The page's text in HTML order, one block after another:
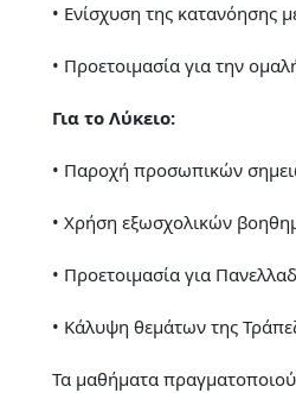
• Ενίσχυση της κατανόησης
• Προετοιμασία για την
Για το Λύκειο:
• Παροχή προσωπικών
• Χρήση εξωσχολικών
• Προετοιμασία για
• Κάλυψη θεμάτων της
Τα μαθήματα